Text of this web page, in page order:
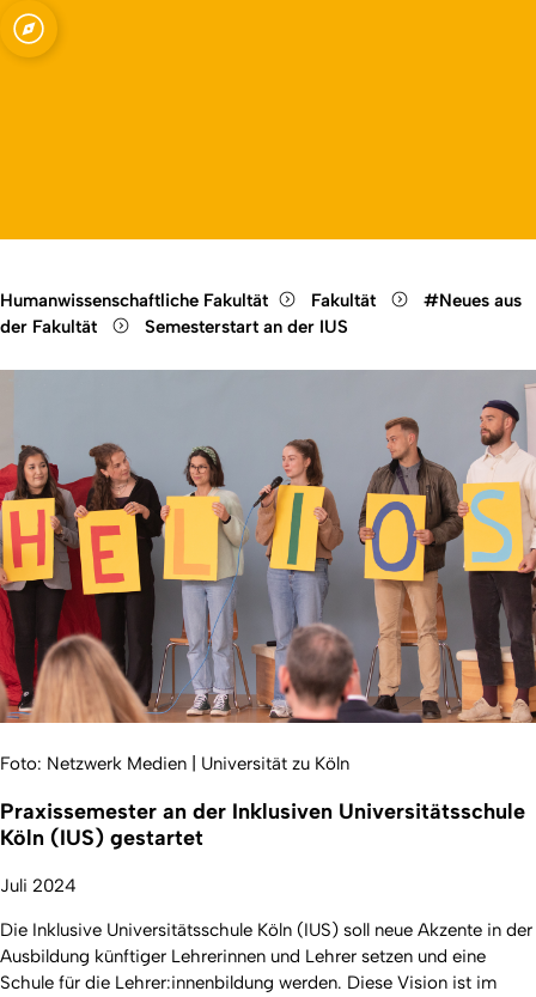
Open quicklink menu
Humanwissenschaftliche Fakultät Fakultät
#Neues aus
der Fakultät
Semesterstart an der IUS
Foto: Netzwerk Medien | Universität zu Köln
Praxissemester an der Inklusiven Universitätsschule
Köln (IUS) gestartet
Juli 2024
Die Inklusive Universitätsschule Köln (IUS) soll neue Akzente in der
Ausbildung künftiger Lehrerinnen und Lehrer setzen und eine
Schule für die Lehrer:innenbildung werden. Diese Vision ist im